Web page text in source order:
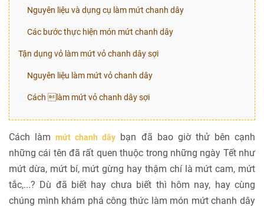
Nguyên liệu và dụng cụ làm mứt chanh dây
Các bước thực hiện món mứt chanh dây
Tận dụng vỏ làm mứt vỏ chanh dây sợi
Nguyên liệu làm mứt vỏ chanh dây
Cách làm mứt vỏ chanh dây sợi
Cách làmmứt chanh dây bạn đã bao giờ thử bên cạnh
những cái tên đã rất quen thuộc trong những ngày Tết như
mứt dừa, mứt bí, mứt gừng hay thậm chí là mứt cam, mứt
tắc,...? Dù đã biết hay chưa biết thì hôm nay, hay cùng
chúng mình khám phá công thức làm món mứt chanh dây